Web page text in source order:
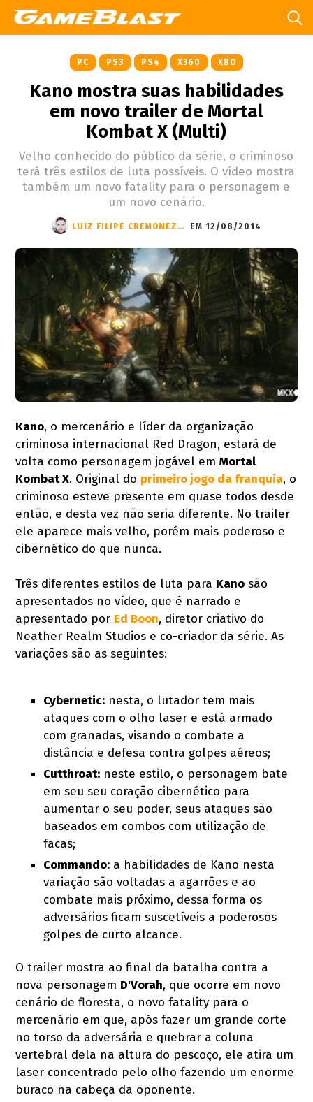
PC PS3 PS4 X360 XBO
Kano mostra suas habilidades
em novo trailer de Mortal
Kombat X (Multi)
Velho conhecido do público da série, o criminoso
terá três estilos de luta possíveis. O vídeo mostra
também um novo fatality para o personagem e
um novo cenário.
LUIZ FILIPE CREMONEZI DO VALLE EM 12/08/2014
Kano, o mercenário e líder da organização
criminosa internacional Red Dragon, estará de
volta como personagem jogável emMortal
Kombat X. Original do primeiro jogo da franquia, o
criminoso esteve presente em quase todos desde
então, e desta vez não seria diferente. No trailer
ele aparece mais velho, porém mais poderoso e
cibernético do que nunca.
Três diferentes estilos de luta para Kano são
apresentados no vídeo, que é narrado e
apresentado por Ed Boon, diretor criativo do
Neather Realm Studios e co-criador da série. As
variações são as seguintes:
Cybernetic: nesta, o lutador tem mais
ataques com o olho laser e está armado
com granadas, visando o combate a
distância e defesa contra golpes aéreos;
Cutthroat: neste estilo, o personagem bate
em seu seu coração cibernético para
aumentar o seu poder, seus ataques são
baseados em combos com utilização de
facas;
Commando: a habilidades de Kano nesta
variação são voltadas a agarrões e ao
combate mais próximo, dessa forma os
adversários ficam suscetíveis a poderosos
golpes de curto alcance.
O trailer mostra ao final da batalha contra a
nova personagem D'Vorah, que ocorre em novo
cenário de floresta, o novo fatality para o
mercenário em que, após fazer um grande corte
no torso da adversária e quebrar a coluna
vertebral dela na altura do pescoço, ele atira um
laser concentrado pelo olho fazendo um enorme
buraco na cabeça da oponente.